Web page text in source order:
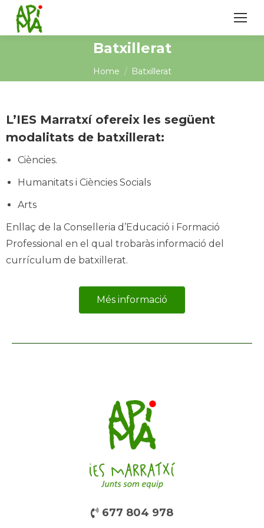
Batxillerat
You are here:
Home Batxillerat
L’IES Marratxí ofereix les següent
modalitats de batxillerat:
Ciències.
Humanitats i Ciències Socials
Arts
Enllaç de la Conselleria d’Educació i Formació
Professional en el qual trobaràs informació del
currículum de batxillerat.
Més informació
677 804 978